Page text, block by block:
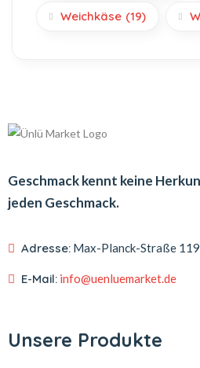
Weichkäse (19)
Geschmack kennt keine
jeden Geschmack.
Adresse: Max-Planck-Straße 119
E-Mail: info@uenluemarket.de
Unsere Produkte